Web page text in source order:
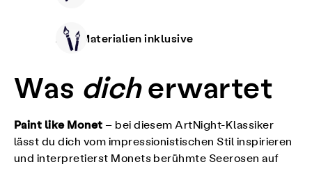
Alle Materialien inklusive
Was dicherwartet
Paint like Monet – bei diesem ArtNight-Klassiker
lässt du dich vom impressionistischen Stil inspirieren
und interpretierst Monets berühmte Seerosen auf